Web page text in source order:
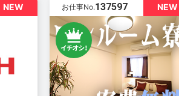
NEW NEW
お仕事No.137597